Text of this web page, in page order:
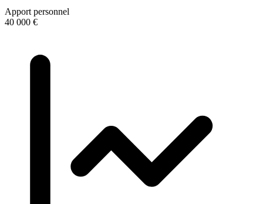
Apport personnel
40 000 €